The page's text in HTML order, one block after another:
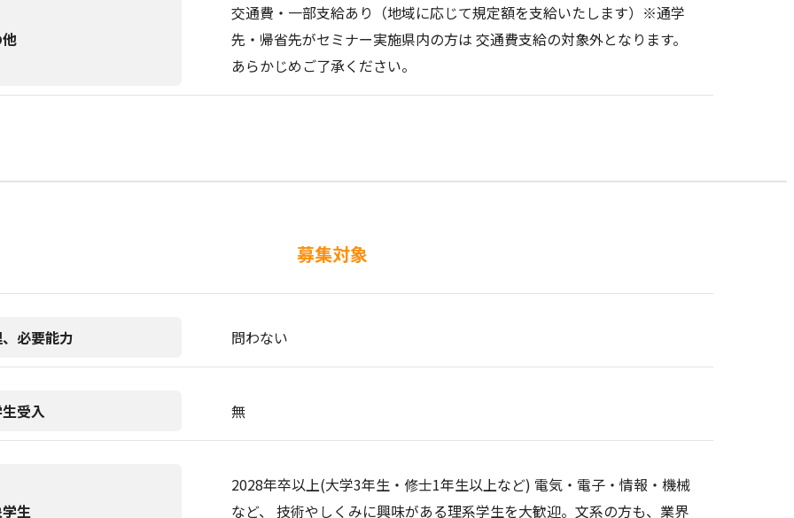
交通費・一部支給あり（地域に応じて規定額を支給いたします）※通学
先・帰省先がセミナー実施県内の方は 交通費支給の対象外となります。
あらかじめご了承ください。
募集対象
必要能力 問わない
受入 無
生
2028年卒以上(大学3年生・修士1年生以上など) 電気・電子・情報・機械
など、 技術やしくみに興味がある理系学生を大歓迎。文系の方も、業界